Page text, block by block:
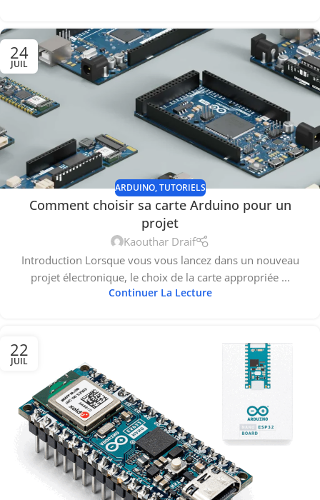
24
JUIL
ARDUINO,TUTORIELS
Comment choisir sa carte Arduino pour un
projet
Kaouthar Draif
Introduction Lorsque vous vous lancez dans un nouveau
projet électronique, le choix de la carte appropriée ...
Continuer La Lecture
22
JUIL